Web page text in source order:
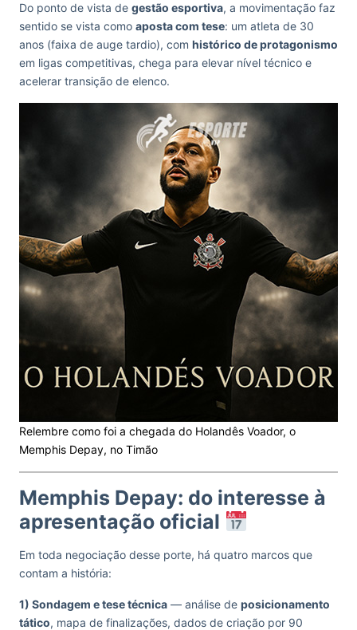
Do ponto de vista de gestão esportiva, a movimentação faz
sentido se vista como aposta com tese: um atleta de 30
anos (faixa de auge tardio), com histórico de protagonismo
em ligas competitivas, chega para elevar nível técnico e
acelerar transição de elenco.
Relembre como foi a chegada do Holandês Voador, o
Memphis Depay, no Timão
Memphis Depay: do interesse à
apresentação oficial
Em toda negociação desse porte, há quatro marcos que
contam a história:
1) Sondagem e tese técnica — análise de posicionamento
tático, mapa de finalizações, dados de criação por 90